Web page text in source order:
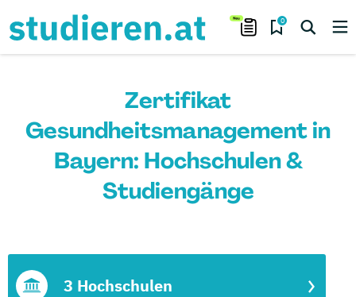
0
Zertifikat
Gesundheitsmanagement in
Bayern: Hochschulen &
Studiengänge
3 Hochschulen